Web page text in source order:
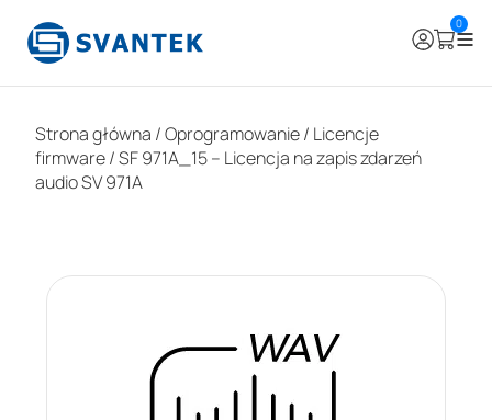
0
Strona główna /Oprogramowanie/ Licencje
firmware/ SF 971A_15 – Licencja na zapis zdarzeń
audio SV 971A